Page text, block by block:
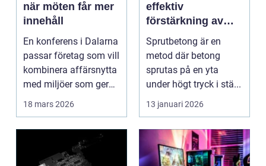
när möten får mer
innehåll
En konferens i Dalarna
passar företag som vill
kombinera affärsnytta
med miljöer som ger
lugn, fokus...
18 mars 2026
effektiv
förstärkning av
berg och betong
Sprutbetong är en
metod där betong
sprutas på en yta
under högt tryck i stä...
13 januari 2026